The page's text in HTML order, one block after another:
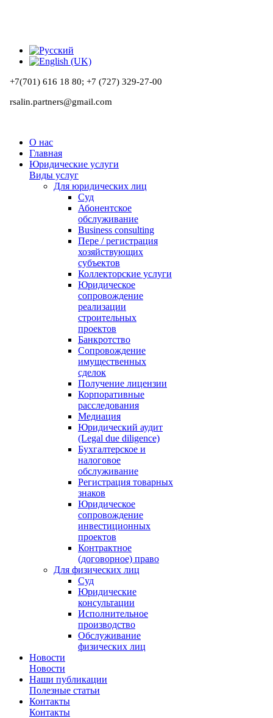
+7(701) 616 18 80; +7 (727) 329-27-00
rsalin.partners@gmail.com
О нас
Главная
Юридические услуги
Виды услуг
Для юридических лиц
Суд
Абонентское
обслуживание
Business consulting
Пере / регистрация
хозяйствующих
субъектов
Коллекторские услуги
Юридическое
сопровождение
реализации
строительных
проектов
Банкротство
Сопровождение
имущественных
сделок
Получение лицензии
Корпоративные
расследования
Медиация
Юридический аудит
(Legal due diligence)
Бухгалтерское и
налоговое
обслуживание
Регистрация товарных
знаков
Юридическое
сопровождение
инвестиционных
проектов
Контрактное
(договорное) право
Для физических лиц
Суд
Юридические
консультации
Исполнительное
производство
Обслуживание
физических лиц
Новости
Новости
Наши публикации
Полезные статьи
Контакты
Контакты